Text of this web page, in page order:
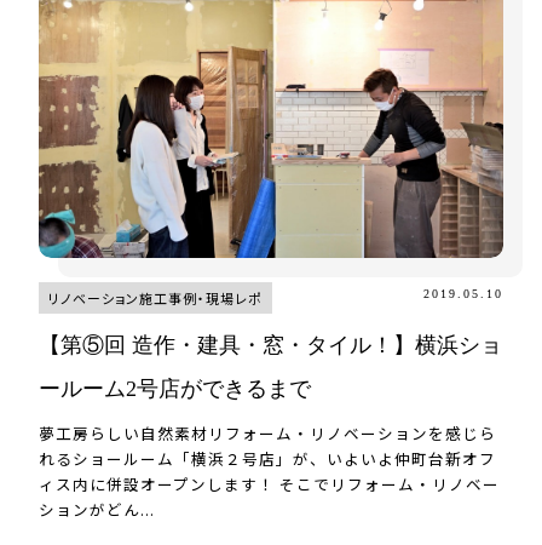
リノベーション施工事例・現場レポ 2019.05.10
【第⑤回 造作・建具・窓・タイル！】横浜ショ
ールーム2号店ができるまで
夢工房らしい自然素材リフォーム・リノベーションを感じら
れるショールーム「横浜２号店」が、いよいよ仲町台新オフ
ィス内に併設オープンします！ そこでリフォーム・リノベー
ションがどん...